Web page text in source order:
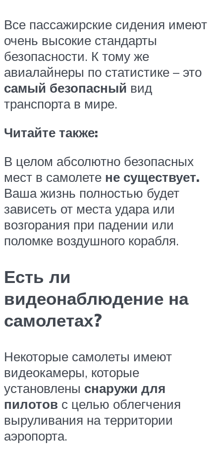
Все пассажирские сидения имеют
очень высокие стандарты
безопасности. К тому же
авиалайнеры по статистике – это
самый безопасный вид
транспорта в мире.
Читайте также:
В целом абсолютно безопасных
мест в самолете не существует.
Ваша жизнь полностью будет
зависеть от места удара или
возгорания при падении или
поломке воздушного корабля.
Есть ли
видеонаблюдение на
самолетах?
Некоторые самолеты имеют
видеокамеры, которые
установлены снаружи для
пилотов с целью облегчения
выруливания на территории
аэропорта.